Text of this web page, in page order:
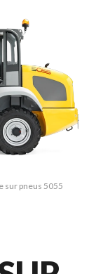
sur pneus 5055